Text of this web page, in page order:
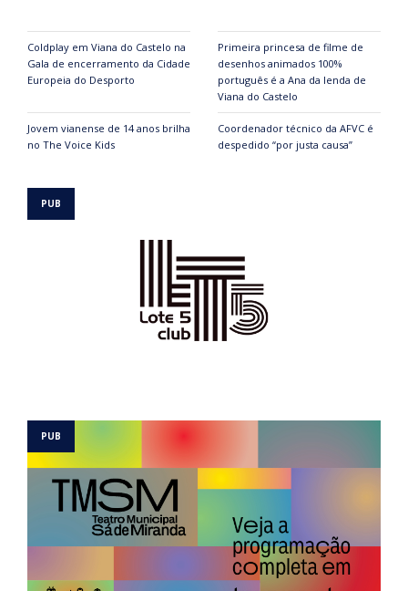
Coldplay em Viana do Castelo na
Gala de encerramento da Cidade
Europeia do Desporto
Primeira princesa de filme de
desenhos animados 100%
português é a Ana da lenda de
Viana do Castelo
Jovem vianense de 14 anos brilha
no The Voice Kids
Coordenador técnico da AFVC é
despedido “por justa causa”